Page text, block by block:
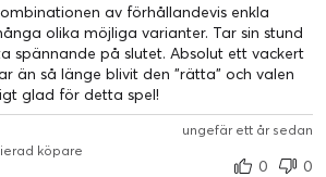
av förhållandevis enkla
olika möjliga varianter. Tar sin stund
spännande på slutet. Absolut ett vackert
än så länge blivit den "rätta" och valen
glad för detta spel!
ungefär ett år sedan
köpare
0
0